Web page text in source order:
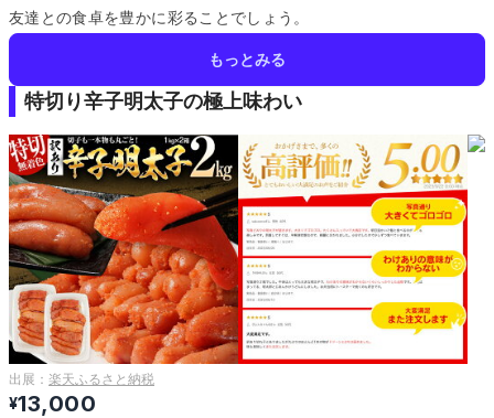
友達との食卓を豊かに彩ることでしょう。
もっとみる
特切り辛子明太子の極上味わい
出展： 楽天ふるさと納税
¥13,000